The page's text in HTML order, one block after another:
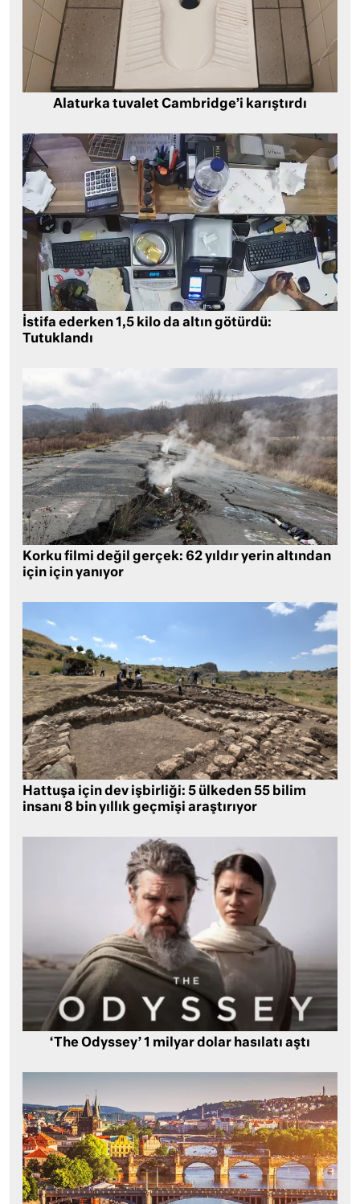
Alaturka tuvalet Cambridge’i karıştırdı
İstifa ederken 1,5 kilo da altın götürdü:
Tutuklandı
Korku filmi değil gerçek: 62 yıldır yerin altından
için için yanıyor
Hattuşa için dev işbirliği: 5 ülkeden 55 bilim
insanı 8 bin yıllık geçmişi araştırıyor
‘The Odyssey’ 1 milyar dolar hasılatı aştı